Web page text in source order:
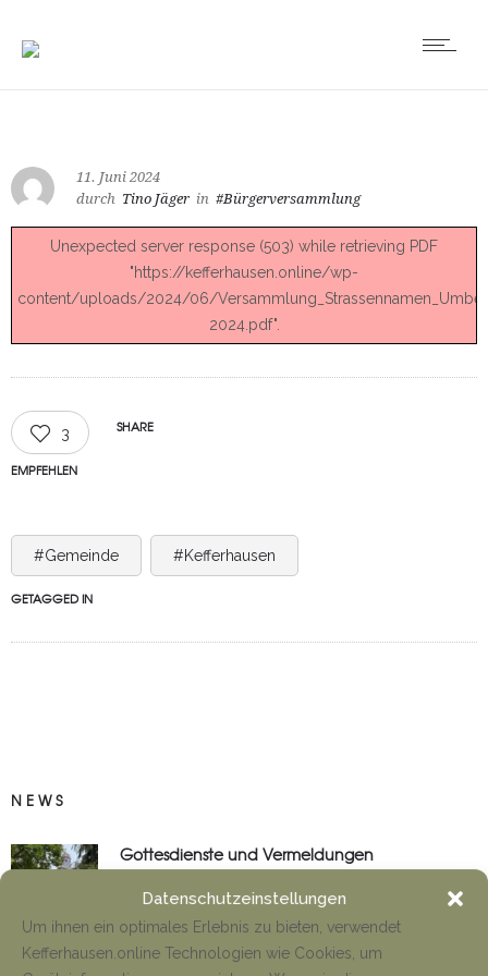
Datenschutzeinstellungen
Um ihnen ein optimales Erlebnis zu bieten, verwendet
Kefferhausen.online Technologien wie Cookies, um
11. Juni 2024
durch Tino Jäger in #Bürgerversammlung
Unexpected server response (503) while retrieving PDF
"https://kefferhausen.online/wp-
content/uploads/2024/06/
2024.pdf".
3
EMPFEHLEN
SHARE
#Gemeinde #Kefferhausen
GETAGGED IN
NEWS
Gottesdienste und Vermeldungen